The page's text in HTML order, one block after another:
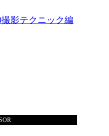
影テクニック編